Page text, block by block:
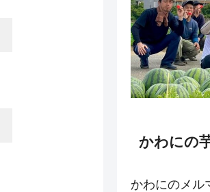
かわにの
かわにのメル